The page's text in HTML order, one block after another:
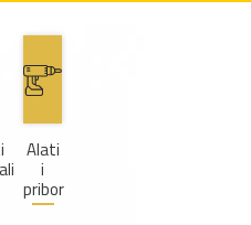
Alati
i
pribor